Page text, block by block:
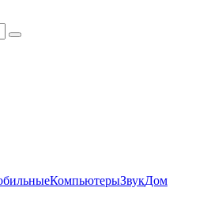
КомпьютерыЗвукДом